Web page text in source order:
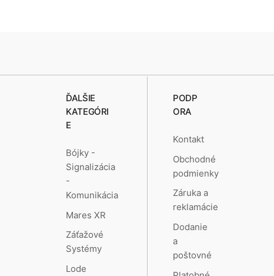
ĎALŠIE
KATEGÓRI
E
Bójky -
Signalizácia
-
Komunikácia
Mares XR
Záťažové
Systémy
Lode
PODP
ORA
Kontakt
Obchodné
podmienky
Záruka a
reklamácie
Dodanie
a
poštovné